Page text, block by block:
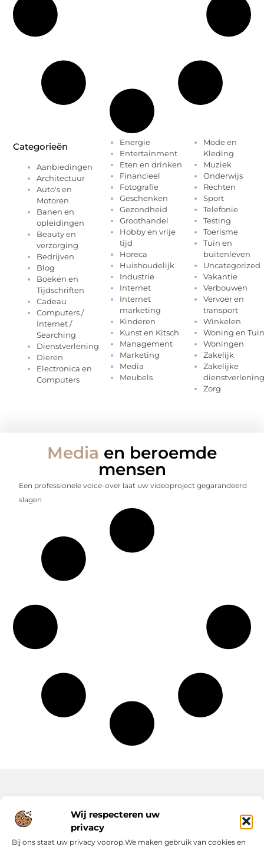
Wij respecteren uw
privacy
Bij ons staat uw privacy voorop.We maken gebruik van cookies en
Categorieën
Aanbiedingen
Architectuur
Auto's en
Motoren
Banen en
opleidingen
Beauty en
verzorging
Bedrijven
Blog
Boeken en
Tijdschriften
Cadeau
Computers /
Internet /
Searching
Dienstverlening
Dieren
Electronica en
Computers
Energie
Entertainment
Eten en drinken
Financieel
Fotografie
Geschenken
Gezondheid
Groothandel
Hobby en vrije
tijd
Horeca
Huishoudelijk
Industrie
Internet
Internet
marketing
Kinderen
Kunst en Kitsch
Management
Marketing
Media
Meubels
Mode en
Kleding
Muziek
Onderwijs
Rechten
Sport
Telefonie
Testing
Toerisme
Tuin en
buitenleven
Uncategorized
Vakantie
Verbouwen
Vervoer en
transport
Winkelen
Woning en Tuin
Woningen
Zakelijk
Zakelijke
dienstverlening
Zorg
Media en beroemde
mensen
Een professionele voice-over laat uw videoproject gegarandeerd
slagen
Onze informatie